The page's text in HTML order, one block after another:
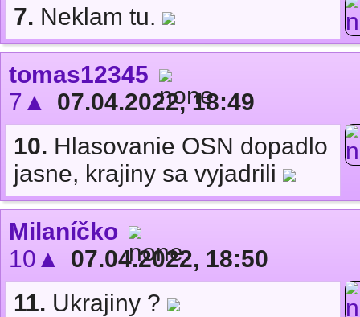
7. Neklam tu.
tomas12345
7▲
07.04.2022, 18:49
10. Hlasovanie OSN dopadlo
jasne, krajiny sa vyjadrili
Milaníčko
10▲
07.04.2022, 18:50
11. Ukrajiny ?